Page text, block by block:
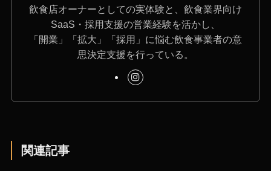
飲食店オーナーとしての実体験と、飲食業界向け
SaaS・採用支援の営業経験を活かし、
「開業」「拡大」「採用」に悩む飲食事業者の意
思決定支援を行っている。
関連記事